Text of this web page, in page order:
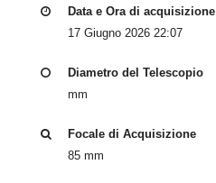
Data e Ora di acquisizione
17 Giugno 2026 22:07
Diametro del Telescopio
mm
Focale di Acquisizione
85 mm